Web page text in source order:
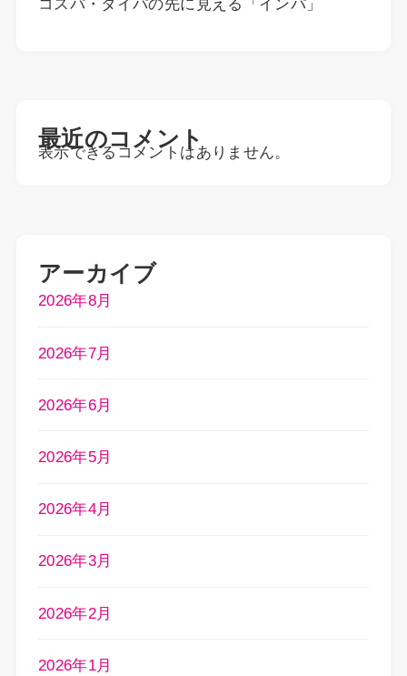
コスパ・タイパの先に見える「インパ」
最近のコメント
表示できるコメントはありません。
アーカイブ
2026年8月
2026年7月
2026年6月
2026年5月
2026年4月
2026年3月
2026年2月
2026年1月